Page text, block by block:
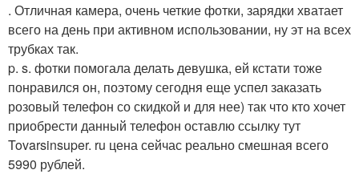
. Отличная камера, очень четкие фотки, зарядки хватает
всего на день при активном использовании, ну эт на всех
трубках так.
p. s. фотки помогала делать девушка, ей кстати тоже
понравился он, поэтому сегодня еще успел заказать
розовый телефон со скидкой и для нее) так что кто хочет
приобрести данный телефон оставлю ссылку тут
Tovarsinsuper. ru цена сейчас реально смешная всего
5990 рублей.